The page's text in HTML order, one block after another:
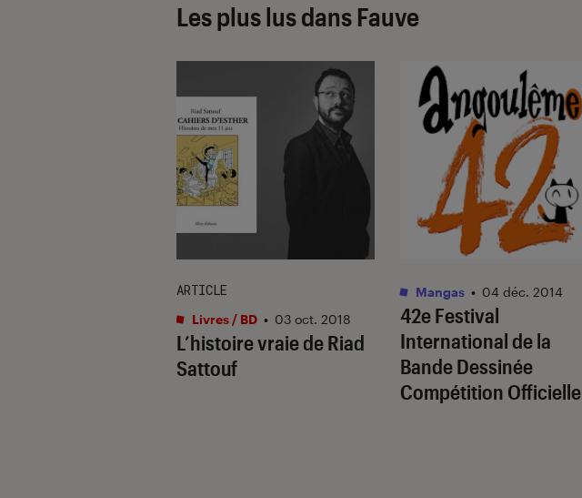
Les plus lus dans Fauve
L’histoire vraie de Riad
Sattouf
ARTICLE
Livres / BD • 03 oct. 2018
42e Festival
International de la
Bande Dessinée
Compétition Officielle
Mangas • 04 déc. 2014